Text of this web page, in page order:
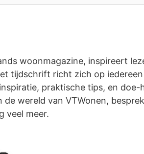
woonmagazine, inspireert
tijdschrift richt zich op
praktische tips, en
wereld van VTWonen,
veel meer.